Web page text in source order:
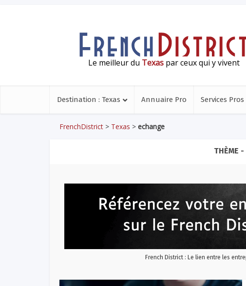
Le meilleur du Texaspar ceux qui y vivent
Destination : Texas Annuaire Pro Services Pros
FrenchDistrict > Texas > echange
THÈME -
French District : Le lien entre les